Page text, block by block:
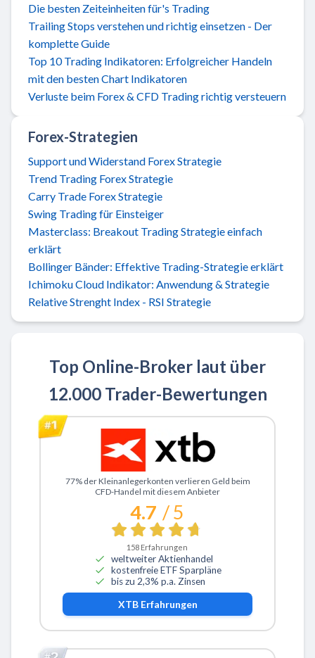
Die besten Zeiteinheiten für's Trading
Trailing Stops verstehen und richtig einsetzen - Der
komplette Guide
Top 10 Trading Indikatoren: Erfolgreicher Handeln
mit den besten Chart Indikatoren
Verluste beim Forex & CFD Trading richtig versteuern
Forex-Strategien
Support und Widerstand Forex Strategie
Trend Trading Forex Strategie
Carry Trade Forex Strategie
Swing Trading für Einsteiger
Masterclass: Breakout Trading Strategie einfach
erklärt
Bollinger Bänder: Effektive Trading-Strategie erklärt
Ichimoku Cloud Indikator: Anwendung & Strategie
Relative Strenght Index - RSI Strategie
Top Online-Broker laut über
12.000 Trader-Bewertungen
Zu XTB
77% der Kleinanlegerkonten verlieren Geld beim
CFD-Handel mit diesem Anbieter
4.7 / 5
158 Erfahrungen
weltweiter Aktienhandel
kostenfreie ETF Sparpläne
bis zu 2,3% p.a. Zinsen
XTBErfahrungen